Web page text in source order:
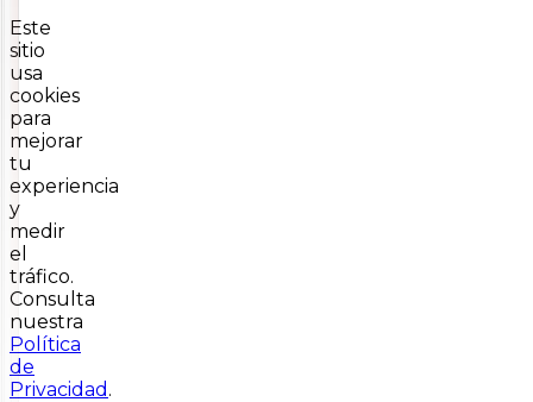
Este
sitio
usa
cookies
para
mejorar
tu
experiencia
y
medir
el
tráfico.
Consulta
nuestra
Política
de
Privacidad .